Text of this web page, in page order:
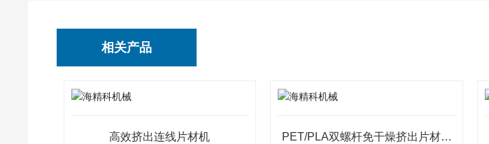
相关产品
高效挤出连线片材机
PET/PLA双螺杆免干燥挤出片材机